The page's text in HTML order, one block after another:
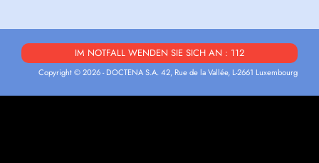
IM NOTFALL WENDEN SIE SICH AN : 112
Copyright © 2026 - DOCTENA S.A. 42, Rue de la Vallée, L-2661 Luxembourg